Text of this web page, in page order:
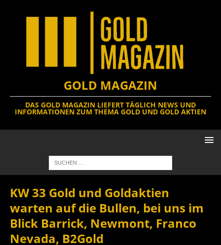
GOLD MAGAZIN
DAS GOLD MAGAZIN LIEFERT TÄGLICH NEWS UND
INFORMATIONEN ZUM THEMA GOLD UND GOLD AKTIEN
KW 33 Gold und Goldaktien
warten auf die Bullen, bei uns im
Blick Barrick, Newmont, Franco
Nevada, B2Gold